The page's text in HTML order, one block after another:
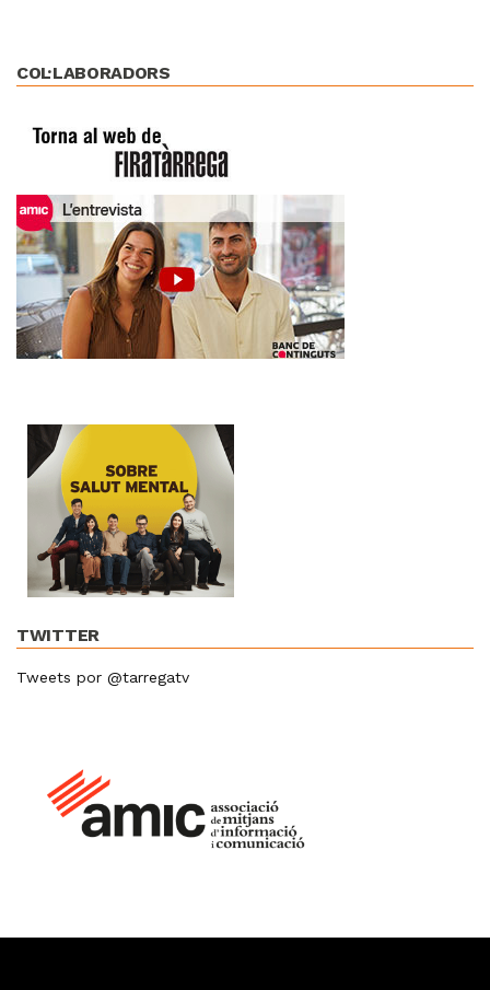
COL·LABORADORS
TWITTER
Tweets por @tarregatv